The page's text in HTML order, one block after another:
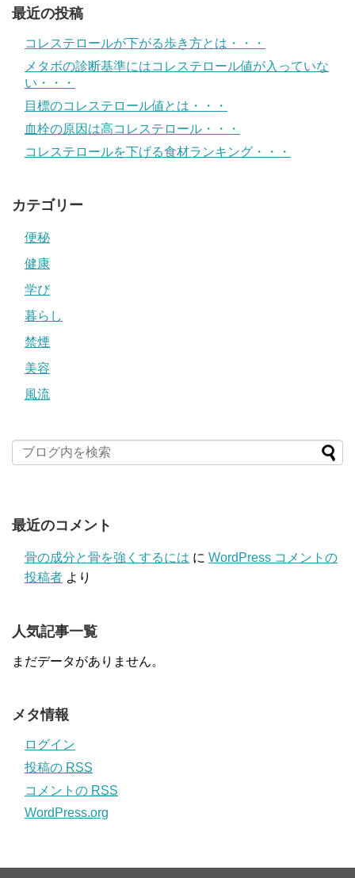
最近の投稿
コレステロールが下がる歩き方とは・・・
メタボの診断基準にはコレステロール値が入っていな
い・・・
目標のコレステロール値とは・・・
血栓の原因は高コレステロール・・・
コレステロールを下げる食材ランキング・・・
カテゴリー
便秘
健康
学び
暮らし
禁煙
美容
風流
最近のコメント
骨の成分と骨を強くするには に WordPress コメントの
投稿者 より
人気記事一覧
まだデータがありません。
メタ情報
ログイン
投稿の RSS
コメントの RSS
WordPress.org